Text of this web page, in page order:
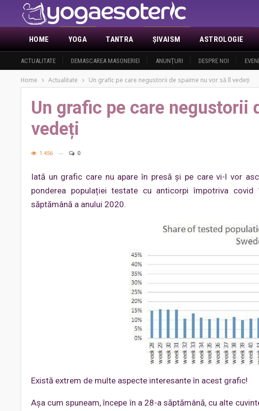
HOME
ACTUALITATE DEMASCAREA MASONERIEI ANUNŢURI DESPRE NOI
YOGA TANTRA ŞIVAISM ASTROLOGIE
Home Actualitate Un grafic pe care negustorii de spaime nu vor să îl vedeți
Un grafic pe care negustorii
vedeți
1.456 0
Iată un grafic care nu apare în presă și pe care vi-l vor
ponderea populației testate cu anticorpi împotriva
săptămână a anului 2020.
Există extrem de multe aspecte interesante în acest grafic!
Așa cum spuneam, începe în a 28-a săptămână, cu alte